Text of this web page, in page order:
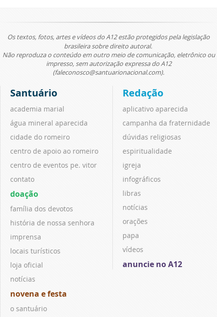
Os textos, fotos, artes e vídeos do A12 estão protegidos pela legislação
brasileira sobre direito autoral.
Não reproduza o conteúdo em outro meio de comunicação, eletrônico ou
impresso, sem autorização expressa do A12
(faleconosco@santuarionacional.com).
Santuário
academia marial
água mineral aparecida
cidade do romeiro
centro de apoio ao romeiro
centro de eventos pe. vitor
contato
doação
família dos devotos
história de nossa senhora
imprensa
locais turísticos
loja oficial
notícias
novena e festa
o santuário
Redação
aplicativo aparecida
campanha da fraternidade
dúvidas religiosas
espiritualidade
igreja
infográficos
libras
notícias
orações
papa
vídeos
anuncie no A12